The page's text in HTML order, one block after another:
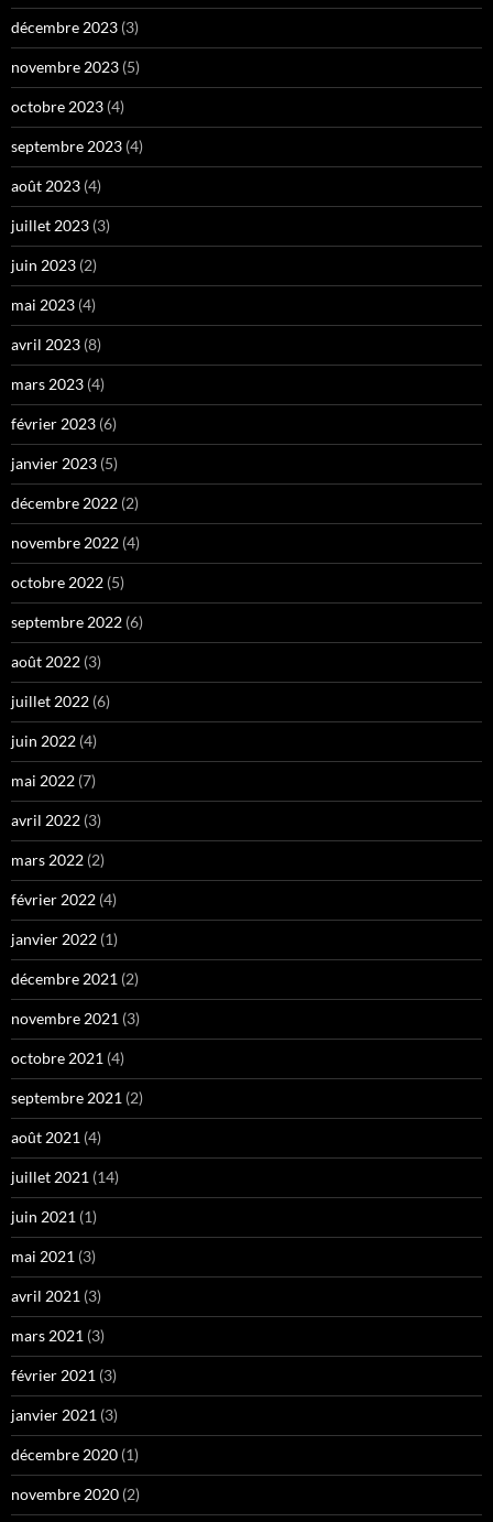
décembre 2023 (3)
novembre 2023 (5)
octobre 2023 (4)
septembre 2023 (4)
août 2023 (4)
juillet 2023 (3)
juin 2023 (2)
mai 2023 (4)
avril 2023 (8)
mars 2023 (4)
février 2023 (6)
janvier 2023 (5)
décembre 2022 (2)
novembre 2022 (4)
octobre 2022 (5)
septembre 2022 (6)
août 2022 (3)
juillet 2022 (6)
juin 2022 (4)
mai 2022 (7)
avril 2022 (3)
mars 2022 (2)
février 2022 (4)
janvier 2022 (1)
décembre 2021 (2)
novembre 2021 (3)
octobre 2021 (4)
septembre 2021 (2)
août 2021 (4)
juillet 2021 (14)
juin 2021 (1)
mai 2021 (3)
avril 2021 (3)
mars 2021 (3)
février 2021 (3)
janvier 2021 (3)
décembre 2020 (1)
novembre 2020 (2)